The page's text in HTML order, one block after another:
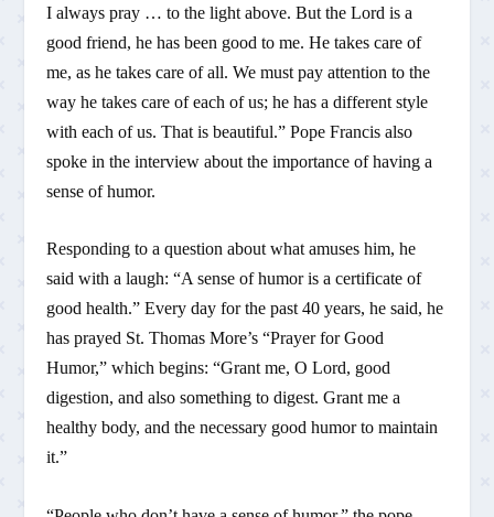
I always pray … to the light above. But the Lord is a
good friend, he has been good to me. He takes care of
me, as he takes care of all. We must pay attention to the
way he takes care of each of us; he has a different style
with each of us. That is beautiful.” Pope Francis also
spoke in the interview about the importance of having a
sense of humor.
Responding to a question about what amuses him, he
said with a laugh: “A sense of humor is a certificate of
good health.” Every day for the past 40 years, he said, he
has prayed St. Thomas More’s “Prayer for Good
Humor,” which begins: “Grant me, O Lord, good
digestion, and also something to digest. Grant me a
healthy body, and the necessary good humor to maintain
it.”